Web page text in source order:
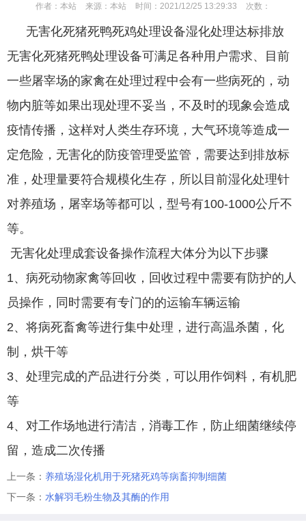
作者： 本站 来源： 本站 时间： 2021/12/25 13:29:33 次数：
无害化死猪死鸭死鸡处理设备湿化处理达标排放
无害化死猪死鸭处理设备可满足各种用户需求、目前
一些屠宰场的家禽在处理过程中会有一些病死的，动
物内脏等如果出现处理不妥当，不及时的现象会造成
疫情传播，这样对人类生存环境，大气环境等造成一
定危险，无害化的防疫管理受监管，需要达到排放标
准，处理量要符合规模化生存，所以目前湿化处理针
对养殖场，屠宰场等都可以，型号有100-1000公斤不
等。
无害化处理成套设备操作流程大体分为以下步骤
1、病死动物家禽等回收，回收过程中需要有防护的人
员操作，同时需要有专门的的运输车辆运输
2、将病死畜禽等进行集中处理，进行高温杀菌，化
制，烘干等
3、处理完成的产品进行分类，可以用作饲料，有机肥
等
4、对工作场地进行清洁，消毒工作，防止细菌继续停
留，造成二次传播
上一条： 养殖场湿化机用于死猪死鸡等病畜抑制细菌
下一条： 水解羽毛粉生物及其酶的作用